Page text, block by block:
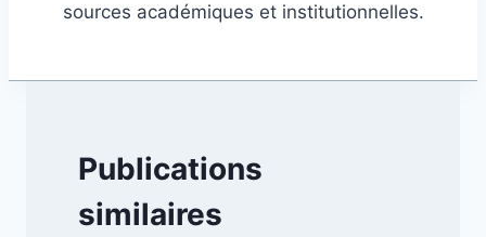
sources académiques et institutionnelles.
Publications
similaires